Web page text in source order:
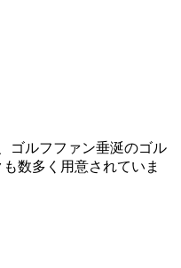
ゴルフファン垂涎のゴル
数多く用意されていま